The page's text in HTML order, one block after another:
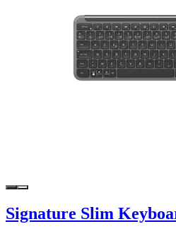
Signature Slim